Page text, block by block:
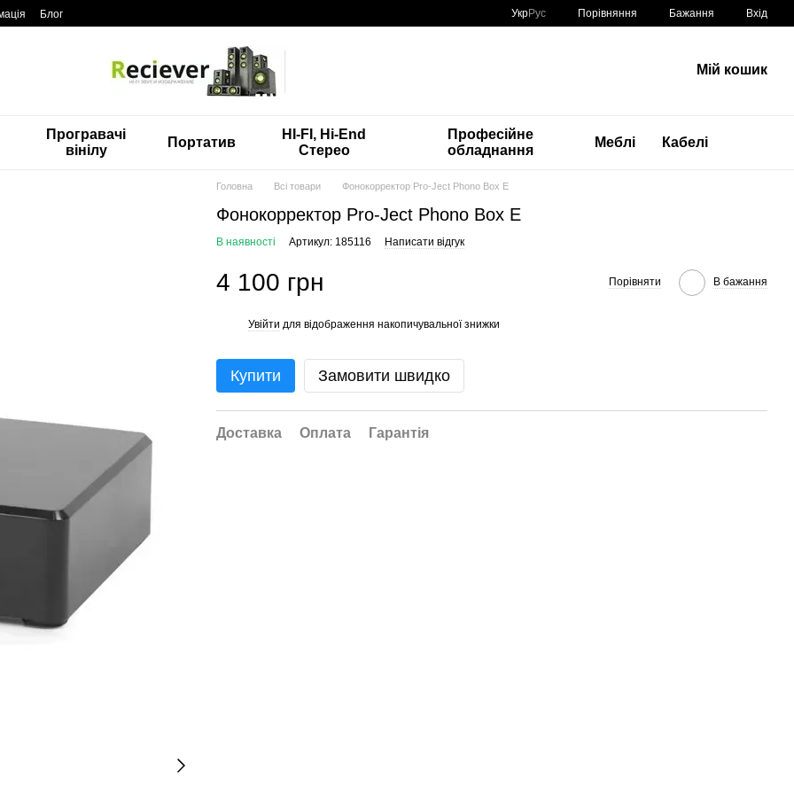
Блог УкрРус Порівняння Бажання Вхід
Мій кошик
Програвачі
вінілу
Портатив
HI-FI, Hi-End
Стерео
Професійне
обладнання
Меблі Кабелі
Головна Всі товари Фонокорректор Pro-Ject Phono Box E
Фонокорректор Pro-Ject Phono Box E
В наявності Артикул: 185116 Написати відгук
4 100 грн Порівняти В бажання
Увійти для відображення накопичувальної знижки
Купити Замовити швидко
Доставка Оплата Гарантія